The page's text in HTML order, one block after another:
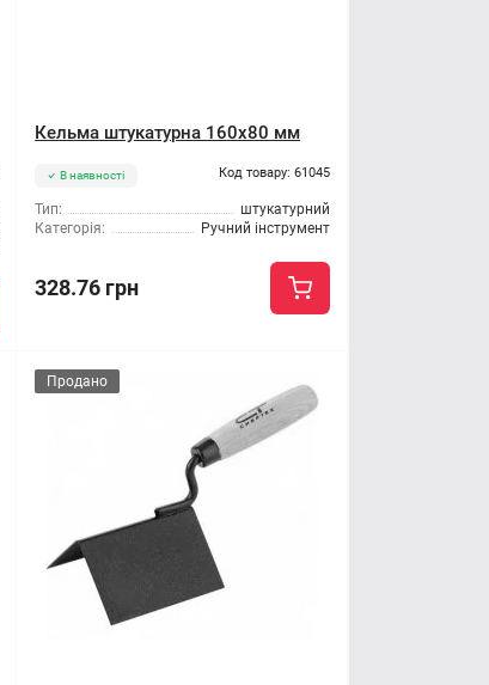
Кельма штукатурна 160x80 мм
В наявності Код товару: 61045
Тип:
штукатурний
Категорія:
Ручний інструмент
328.76 грн
Продано